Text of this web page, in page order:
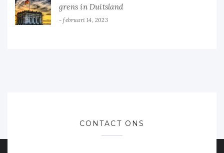
grens in Duitsland
februari 14, 2023
CONTACT ONS